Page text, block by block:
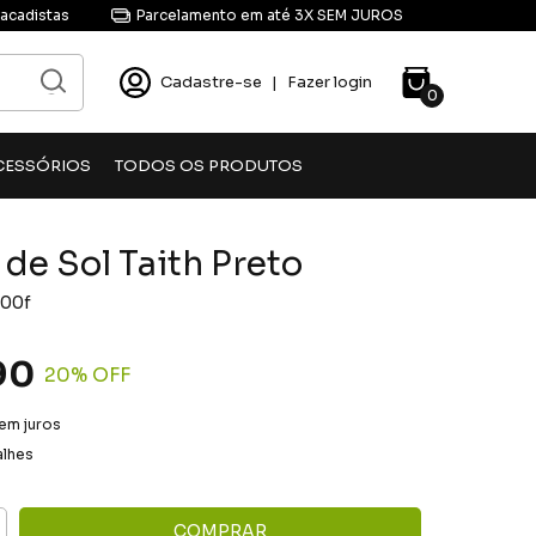
Parcelamento em até 3X SEM JUROS
Cadastre-se | Fazer login
0
TODOS OS PRODUTOS
Sol Taith Preto
20% OFF
juros